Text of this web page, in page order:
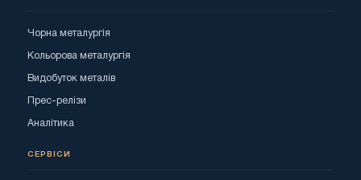
Чорна металургія
Кольорова металургія
Видобуток металів
Прес-релізи
Аналітика
СЕРВІСИ